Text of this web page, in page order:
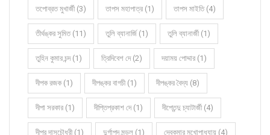
তপোব্রত মুখার্জী (3) তাপস মহাপাত্র (1) তাপস মাইতি (4)
তীর্থঙ্কর সুমিত (11) তুলি ব্যানার্জি (1) তুলি ব্যানার্জী (1)
তুহিন কুমার চন্দ (1) ত্রিদিবেশ দে (2) দয়াময় পোদ্দার (1)
দীপক রজক (1) দীপঙ্কর বাগচী (1) দীপঙ্কর বৈদ্য (8)
দীপা সরকার (1) দীপ্তিপ্রকাশ দে (1) দীপ্তেন্দু চ্যাটার্জী (4)
দীপ্র দাসচৌধুরী (1) দুর্গাপদ মন্ডল (1) দেবকুমার মুখোপাধ্যায় (4)